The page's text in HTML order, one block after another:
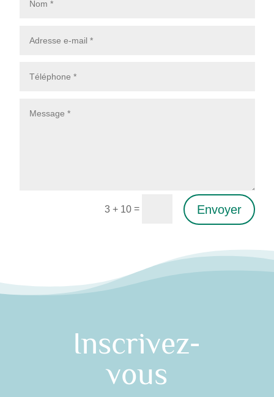
3 + 10= Envoyer
Inscrivez-
vous